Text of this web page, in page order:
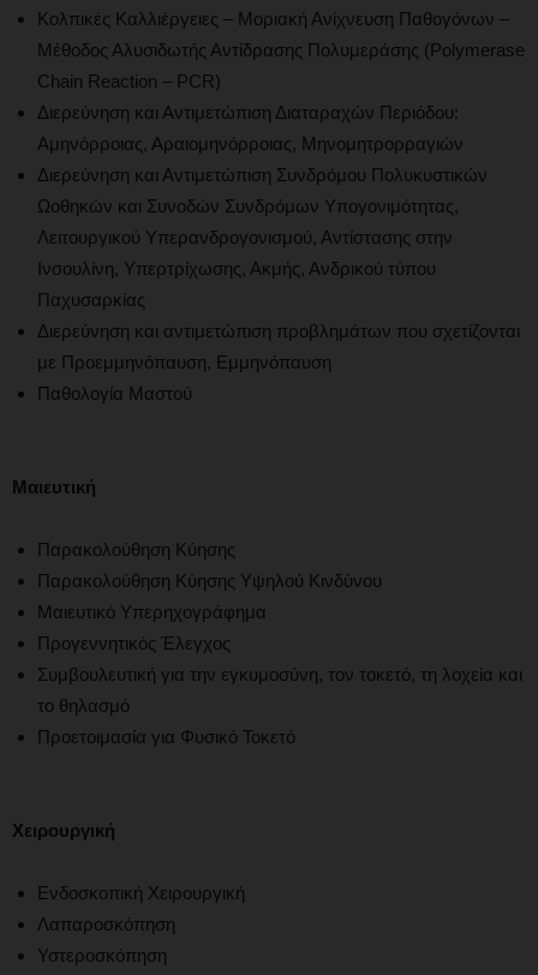
Κολπικές Καλλιέργειες – Μοριακή Ανίχνευση Παθογόνων –
Μέθοδος Αλυσιδωτής Αντίδρασης Πολυμεράσης (Polymerase
Chain Reaction – PCR)
Διερεύνηση και Αντιμετώπιση Διαταραχών Περιόδου:
Αμηνόρροιας, Αραιομηνόρροιας, Μηνομητρορραγιών
Διερεύνηση και Αντιμετώπιση Συνδρόμου Πολυκυστικών
Ωοθηκών και Συνοδών Συνδρόμων Υπογονιμότητας,
Λειτουργικού Υπερανδρογονισμού, Αντίστασης στην
Ινσουλίνη, Υπερτρίχωσης, Ακμής, Ανδρικού τύπου
Παχυσαρκίας
Διερεύνηση και αντιμετώπιση προβλημάτων που σχετίζονται
με Προεμμηνόπαυση, Εμμηνόπαυση
Παθολογία Μαστού
Μαιευτική
Παρακολούθηση Κύησης
Παρακολούθηση Κύησης Υψηλού Κινδύνου
Μαιευτικό Υπερηχογράφημα
Προγεννητικός Έλεγχος
Συμβουλευτική για την εγκυμοσύνη, τον τοκετό, τη λοχεία και
το θηλασμό
Προετοιμασία για Φυσικό Τοκετό
Χειρουργική
Ενδοσκοπική Χειρουργική
Λαπαροσκόπηση
Υστεροσκόπηση